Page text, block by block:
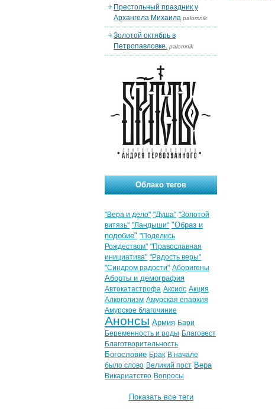
Престольный праздник у
Архангела Михаила palomnik
Золотой октябрь в
Петропавловке. palomnik
Облако тегов
"Вера и дело" "Душа" "Золотой
витязь" "Ландыши" "Образ и
подобие" "Поделись
Рождеством" "Православная
инициатива" "Радость веры"
"Синдром радости" Аборигены
Аборты и демография
Автокатастрофа Аксиос Акция
Алкоголизм Амурская епархия
Амурское благочиние
Анонсы Армия Бари
Беременность и роды Благовест
Благотворительность
Богословие Брак В начале
было слово Великий пост Вера
Викариатство Вопросы
Показать все теги